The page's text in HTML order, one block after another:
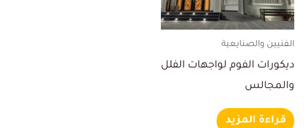
الفنيين والصنايعية
ديكورات الفوم لواجهات الفلل
والمجالس
قراءة المزيد